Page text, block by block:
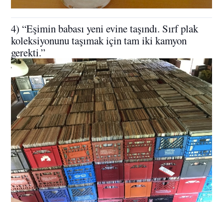
4) “Eşimin babası yeni evine taşındı. Sırf plak
koleksiyonunu taşımak için tam iki kamyon
gerekti.”